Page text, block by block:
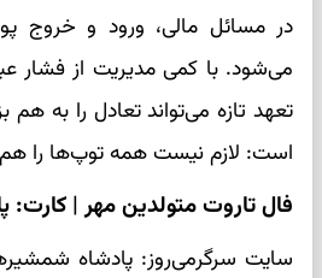
در مسائل مالی، ورود و خروج
می‌شود. با کمی مدیریت از فشار
تعهد تازه می‌تواند تعادل را به هم
است: لازم نیست همه توپ‌ها را
فال تاروت متولدین مهر | کارت:
سایت سرگرمی‌روز: پادشاه